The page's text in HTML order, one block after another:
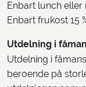
Enbart lunch eller
Enbart frukost 15
Utdelning i
Utdelning i
beroende på